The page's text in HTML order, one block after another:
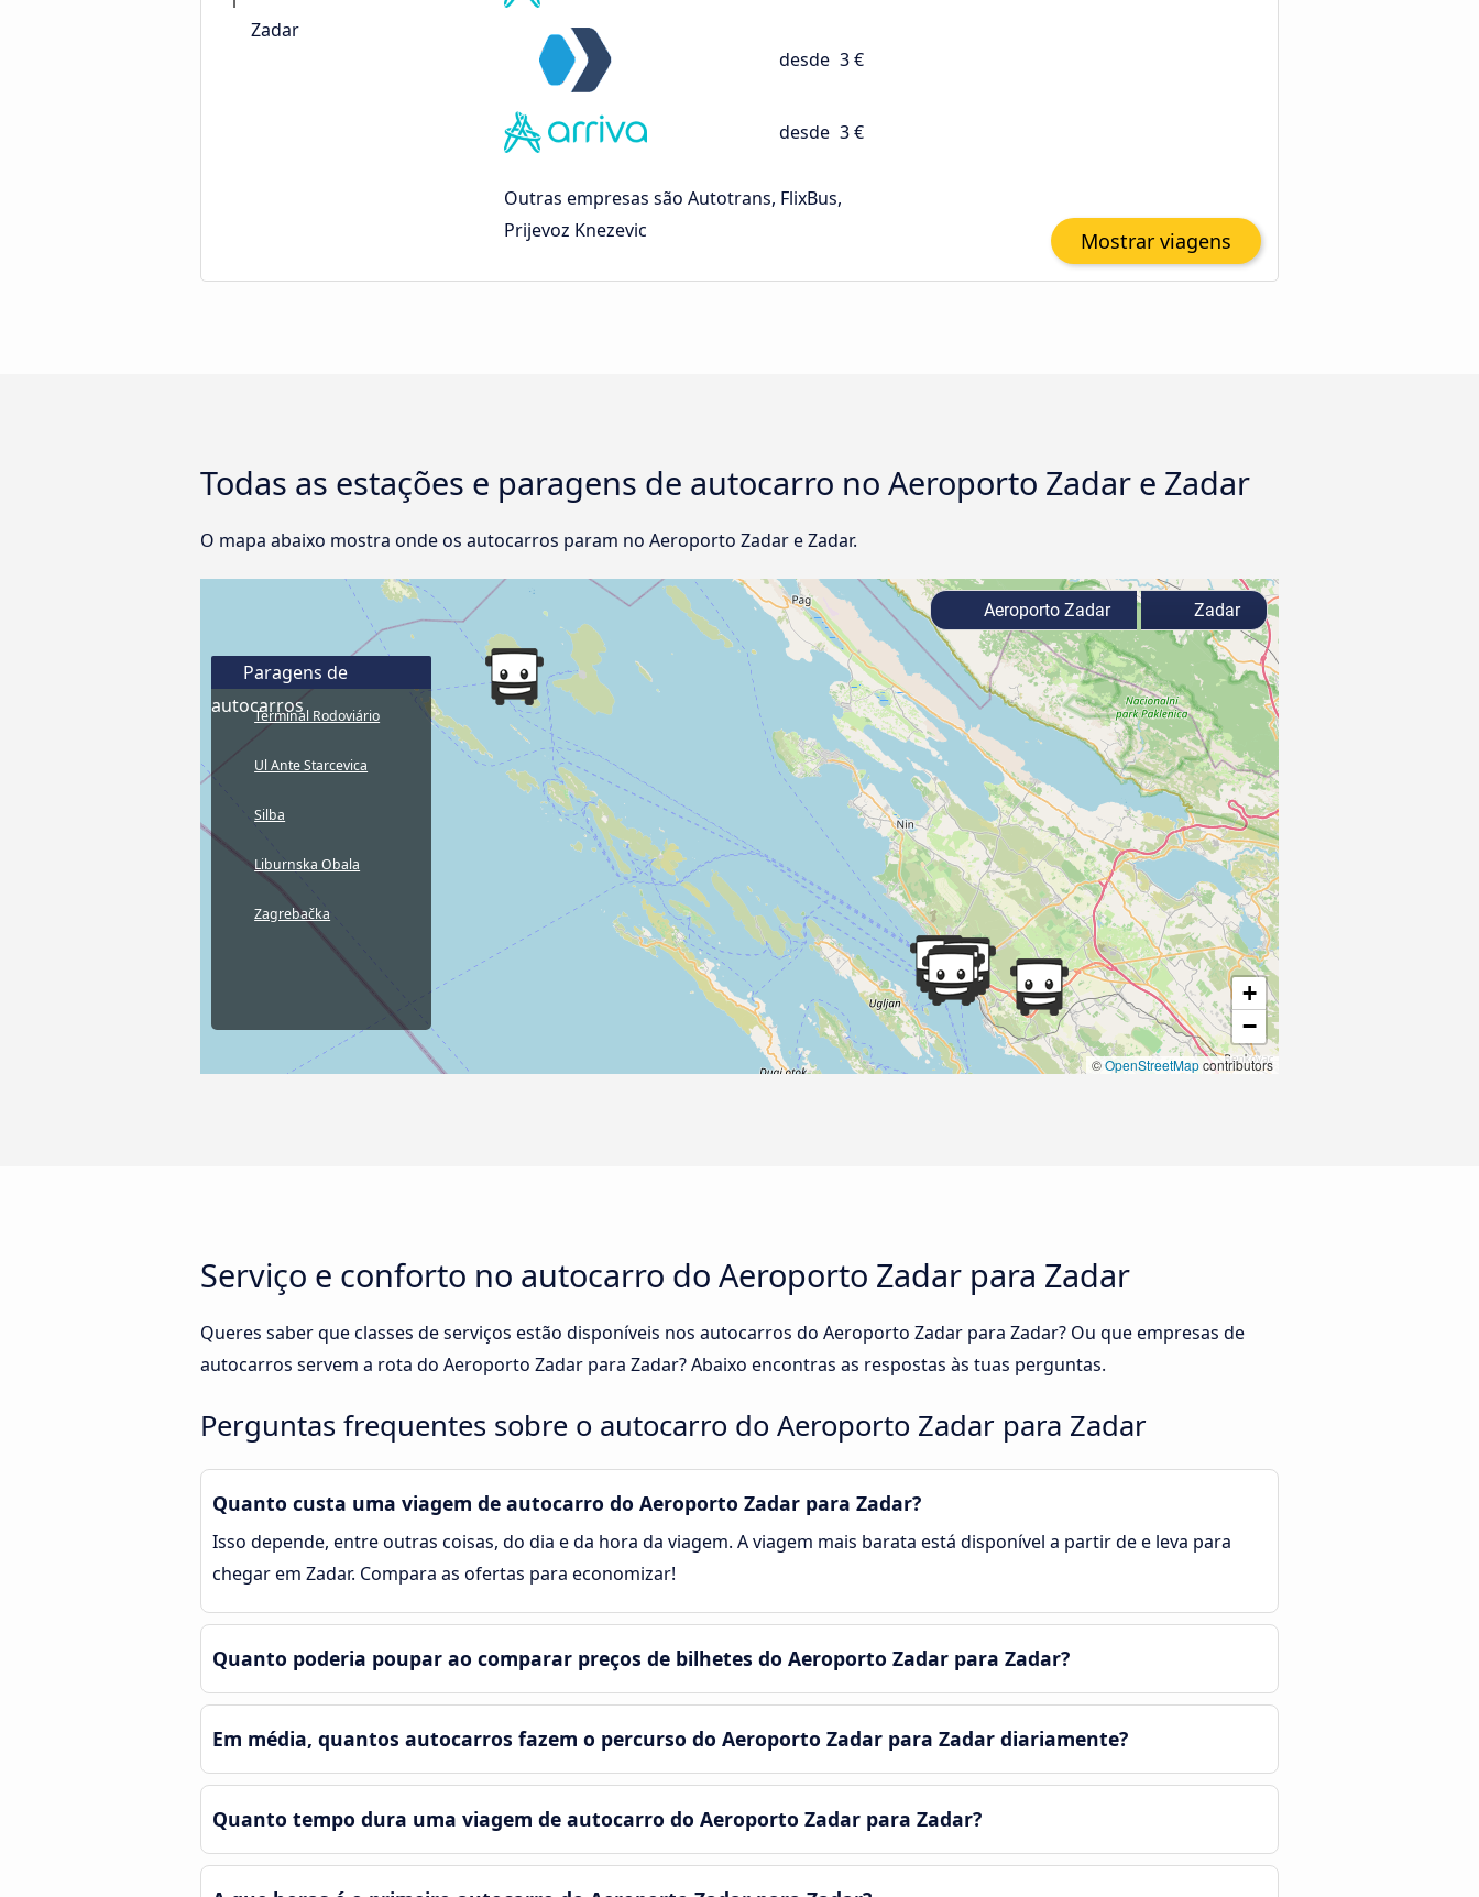
Zadar
desde 3 €
desde 3 €
Outras empresas são Autotrans, FlixBus,
Prijevoz Knezevic
Mostrar viagens
Todas as estações e paragens de autocarro no Aeroporto Zadar e Zadar
O mapa abaixo mostra onde os autocarros param no Aeroporto Zadar e Zadar.
+
−
©OpenStreetMapcontributors
Paragens de
autocarros
Terminal Rodoviário
Ul Ante Starcevica
Silba
Liburnska Obala
Zagrebačka
Aeroporto Zadar Zadar
Serviço e conforto no autocarro do Aeroporto Zadar para Zadar
Queres saber que classes de serviços estão disponíveis nos autocarros do Aeroporto Zadar para Zadar? Ou que empresas de
autocarros servem a rota do Aeroporto Zadar para Zadar? Abaixo encontras as respostas às tuas perguntas.
Perguntas frequentes sobre o autocarro do Aeroporto Zadar para Zadar
Quanto custa uma viagem de autocarro do Aeroporto Zadar para Zadar?
Isso depende, entre outras coisas, do dia e da hora da viagem. A viagem mais barata está disponível a partir de e leva para
chegar em Zadar. Compara as ofertas para economizar!
Quanto poderia poupar ao comparar preços de bilhetes do Aeroporto Zadar para Zadar?
Em média, quantos autocarros fazem o percurso do Aeroporto Zadar para Zadar diariamente?
Quanto tempo dura uma viagem de autocarro do Aeroporto Zadar para Zadar?